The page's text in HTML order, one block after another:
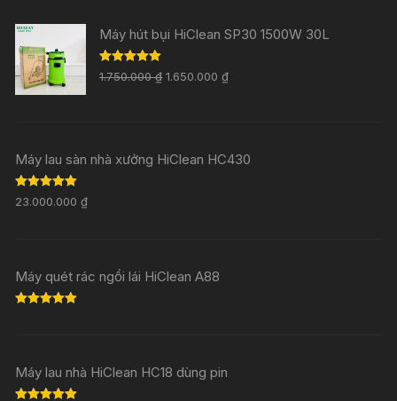
Máy hút bụi HiClean SP30 1500W 30L
Rated 5.00
out of 5
1.750.000₫ 1.650.000₫
Máy lau sàn nhà xưởng HiClean HC430
Rated5.00
out of 5
23.000.000₫
Máy quét rác ngồi lái HiClean A88
Máy lau nhà HiClean HC18 dùng pin